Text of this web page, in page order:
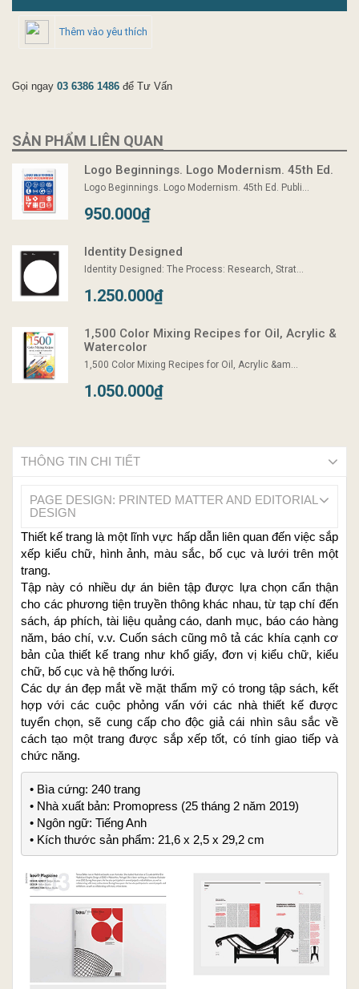
Thêm vào yêu thích
Gọi ngay 03 6386 1486 để Tư Vấn
SẢN PHẨM LIÊN QUAN
Logo Beginnings. Logo Modernism. 45th Ed.
Logo Beginnings. Logo Modernism. 45th Ed. Publi...
950.000₫
Identity Designed
Identity Designed: The Process: Research, Strat...
1.250.000₫
1,500 Color Mixing Recipes for Oil, Acrylic &
Watercolor
1,500 Color Mixing Recipes for Oil, Acrylic &am...
1.050.000₫
THÔNG TIN CHI TIẾT
PAGE DESIGN: PRINTED MATTER AND EDITORIAL
DESIGN
Thiết kế trang là một lĩnh vực hấp dẫn liên quan đến việc sắp
xếp kiểu chữ, hình ảnh, màu sắc, bố cục và lưới trên một
trang.
Tập này có nhiều dự án biên tập được lựa chọn cẩn thận
cho các phương tiện truyền thông khác nhau, từ tạp chí đến
sách, áp phích, tài liệu quảng cáo, danh mục, báo cáo hàng
năm, báo chí, v.v. Cuốn sách cũng mô tả các khía cạnh cơ
bản của thiết kế trang như khổ giấy, đơn vị kiểu chữ, kiểu
chữ, bố cục và hệ thống lưới.
Các dự án đẹp mắt về mặt thẩm mỹ có trong tập sách, kết
hợp với các cuộc phỏng vấn với các nhà thiết kế được
tuyển chọn, sẽ cung cấp cho độc giả cái nhìn sâu sắc về
cách tạo một trang được sắp xếp tốt, có tính giao tiếp và
chức năng.
• Bìa cứng: 240 trang
• Nhà xuất bản: Promopress (25 tháng 2 năm 2019)
• Ngôn ngữ: Tiếng Anh
• Kích thước sản phẩm: 21,6 x 2,5 x 29,2 cm